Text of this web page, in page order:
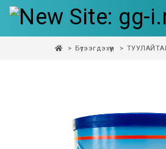
Бүтээгдэхүүн